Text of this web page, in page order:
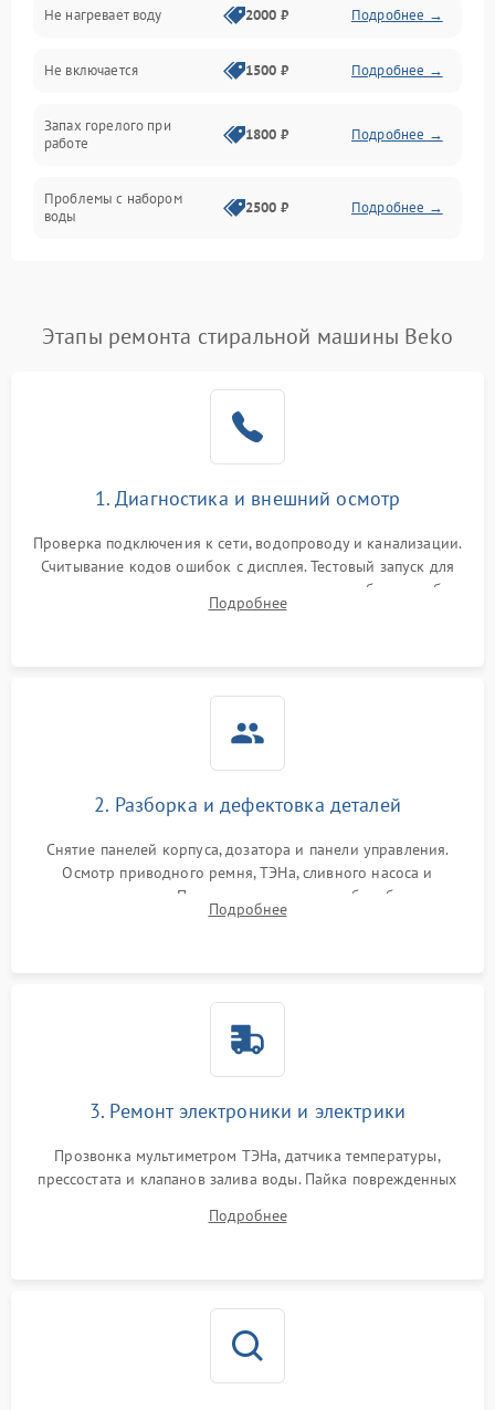
Программное обеспечение
Не нагревает воду 2000 ₽ Подробнее →
Не включается 1500 ₽ Подробнее →
Запах горелого при
работе
1800 ₽ Подробнее →
Проблемы с набором
воды
2500 ₽ Подробнее →
Замена платы управления Подробнее →
Этапы ремонта стиральной машины Beko
1. Диагностика и внешний осмотр
Проверка подключения к сети, водопроводу и канализации.
Считывание кодов ошибок с дисплея. Тестовый запуск для
выявления посторонних шумов, протечек или сбоев в работе
электронного модуля управления.
Подробнее
2. Разборка и дефектовка деталей
Снятие панелей корпуса, дозатора и панели управления.
Осмотр приводного ремня, ТЭНа, сливного насоса и
амортизаторов. Проверка подшипников барабана и
крестовины на износ, а манжеты люка на разрывы.
Подробнее
3. Ремонт электроники и электрики
Прозвонка мультиметром ТЭНа, датчика температуры,
прессостата и клапанов залива воды. Пайка поврежденных
Восстановление целостности проводки и контактов.
Подробнее